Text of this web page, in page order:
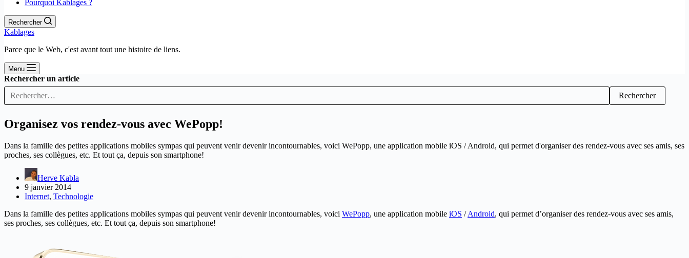
Pourquoi Kablages ?
Rechercher
Kablages
Parce que le Web, c'est avant tout une histoire de liens.
Menu
Rechercher un article
Rechercher
Organisez vos rendez-vous avec WePopp!
Dans la famille des petites applications mobiles sympas qui peuvent venir devenir incontournables, voici WePopp, une application mobile iOS / Android, qui permet d'organiser des rendez-vous avec ses amis, ses
proches, ses collègues, etc. Et tout ça, depuis son smartphone!
Herve Kabla
9 janvier 2014
Internet, Technologie
Dans la famille des petites applications mobiles sympas qui peuvent venir devenir incontournables, voici WePopp, une application mobile iOS /Android, qui permet d’organiser des rendez-vous avec ses amis,
ses proches, ses collègues, etc. Et tout ça, depuis son smartphone!